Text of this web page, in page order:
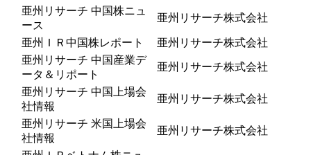
亜州リサーチ 中国株ニュ
ース
亜州リサーチ株式会社
亜州ＩＲ中国株レポート
亜州リサーチ株式会社
亜州リサーチ 中国産業デ
ータ＆リポート
亜州リサーチ株式会社
亜州リサーチ 中国上場会
社情報
亜州リサーチ株式会社
亜州リサーチ 米国上場会
社情報
亜州リサーチ株式会社